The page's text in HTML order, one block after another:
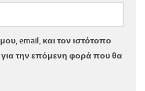
email, και τον ιστότοπο
την επόμενη φορά που θα